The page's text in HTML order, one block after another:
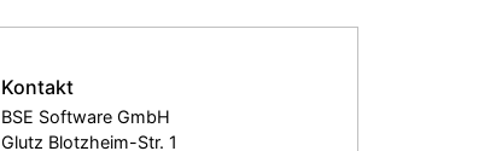
Kontakt
BSE Software GmbH
Glutz Blotzheim-Str. 1